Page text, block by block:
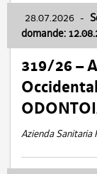
28.07.2026 -
domande:
319/26 –
Azienda Sanitaria